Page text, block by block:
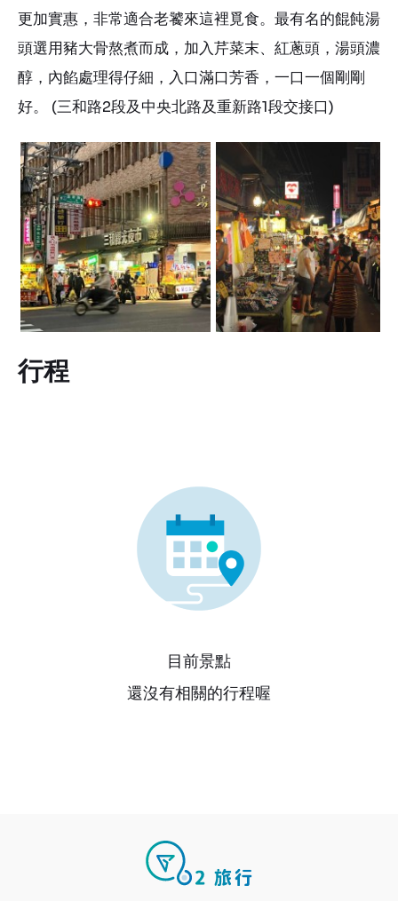
更加實惠，非常適合老饕來這裡覓食。最有名的餛飩湯
頭選用豬大骨熬煮而成，加入芹菜末、紅蔥頭，湯頭濃
醇，內餡處理得仔細，入口滿口芳香，一口一個剛剛
好。 (三和路2段及中央北路及重新路1段交接口)
行程
目前景點
還沒有相關的行程喔